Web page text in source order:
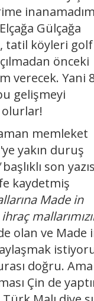
Gülçağa
tatil köyleri golf
önceki
verecek. Yani
gelişmeyi
memleket
yakın duruş
başlıklı son
kaydetmiş
Made in
olan ve Made
doğru. Ama
Çin de